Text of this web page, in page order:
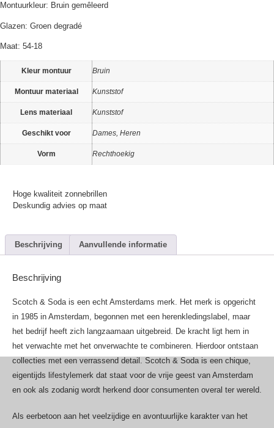
Montuurkleur: Bruin gemêleerd
Glazen: Groen degradé
Maat: 54-18
Kleur montuur Bruin
Montuur materiaal Kunststof
Lens materiaal Kunststof
Geschikt voor Dames, Heren
Vorm Rechthoekig
Hoge kwaliteit zonnebrillen
Deskundig advies op maat
Beschrijving Aanvullende informatie
Beschrijving
Scotch & Soda is een echt Amsterdams merk. Het merk is opgericht
in 1985 in Amsterdam, begonnen met een herenkledingslabel, maar
het bedrijf heeft zich langzaamaan uitgebreid. De kracht ligt hem in
het verwachte met het onverwachte te combineren. Hierdoor ontstaan
collecties met een verrassend detail. Scotch & Soda is een chique,
eigentijds lifestylemerk dat staat voor de vrije geest van Amsterdam
en ook als zodanig wordt herkend door consumenten overal ter wereld.
Als eerbetoon aan het veelzijdige en avontuurlijke karakter van het